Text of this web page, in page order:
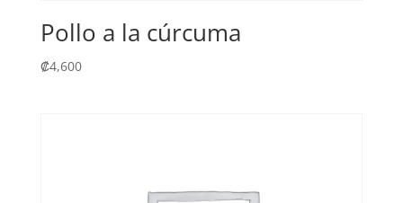
Pollo a la cúrcuma
₡4,600